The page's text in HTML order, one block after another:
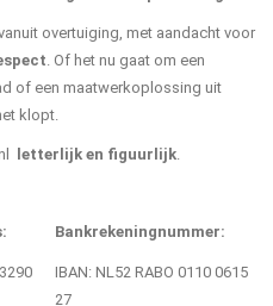
overtuiging, met aandacht voor
. Of het nu gaat om een
of een maatwerkoplossing uit
klopt.
letterlijk en figuurlijk.
Bankrekeningnummer:
IBAN: NL52 RABO 0110 0615
27